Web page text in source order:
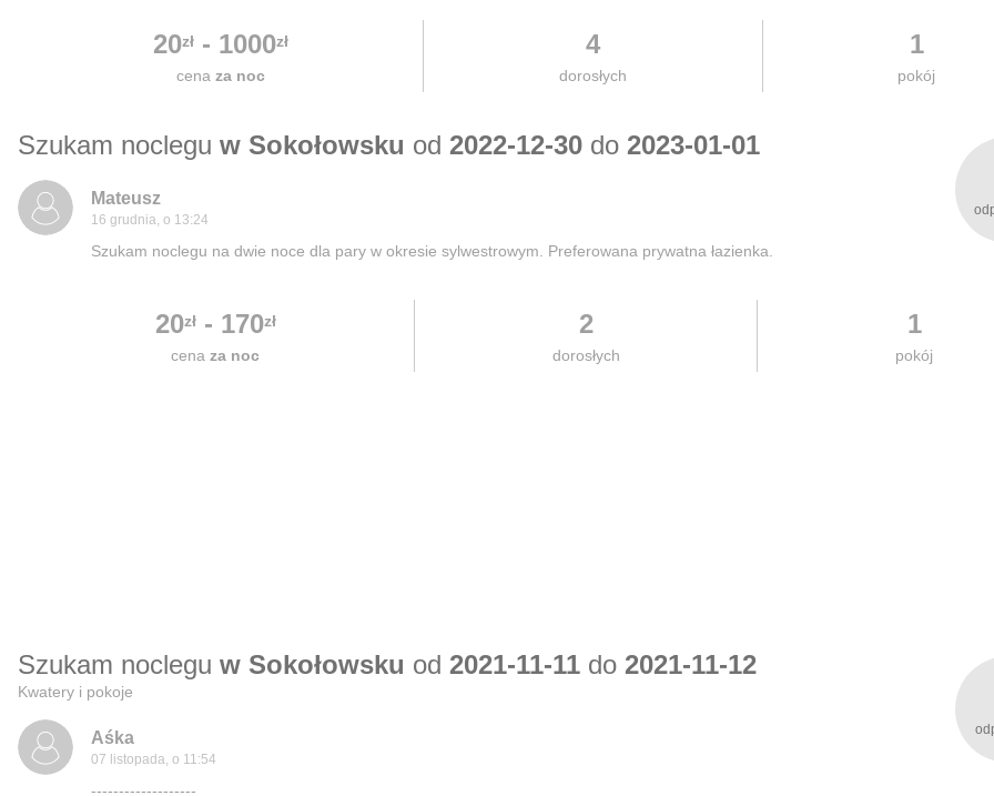
20zł- 1000zł
cena za noc
4
dorosłych
1
pokój
Szukam noclegu w Sokołowsku od 2022-12-30 do 2023-01-01
Mateusz
16 grudnia, o 13:24
Szukam noclegu na dwie noce dla pary w okresie sylwestrowym. Preferowana prywatna łazienka.
20zł- 170zł
cenaza noc
2
dorosłych
1
pokój
Szukam noclegu w Sokołowsku od 2021-11-11 do 2021-11-12
Kwatery i pokoje
Aśka
07 listopada, o 11:54
-------------------